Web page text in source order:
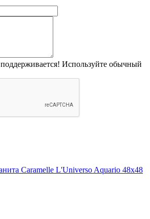
Используйте обычный
Caramelle L'Universo Aquario 48х48